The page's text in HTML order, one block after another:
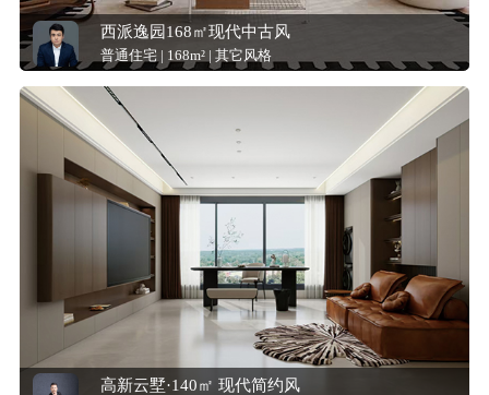
西派逸园168㎡现代中古风
普通住宅 | 168m² | 其它风格
高新云墅·140㎡ 现代简约风